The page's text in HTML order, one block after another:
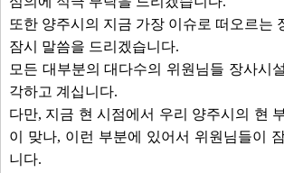
또한 양주시의 지금 가장 이슈로 떠오르는
잠시 말씀을 드리겠습니다.
모든 대부분의 대다수의 위원님들 장사시
각하고 계십니다.
다만, 지금 현 시점에서 우리 양주시의 현
이 맞나, 이런 부분에 있어서 위원님들이
니다.